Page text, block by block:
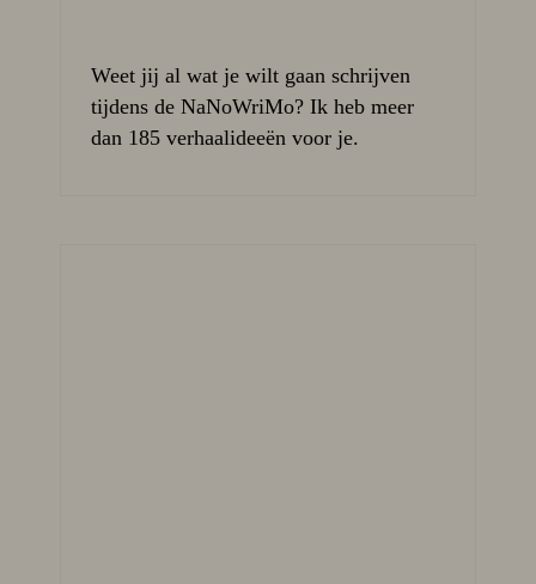
Weet jij al wat je wilt gaan schrijven
tijdens de NaNoWriMo? Ik heb meer
dan 185 verhaalideeën voor je.